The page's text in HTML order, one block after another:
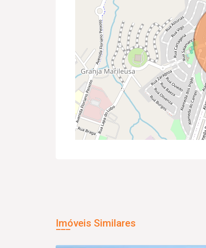
Imóveis Similares